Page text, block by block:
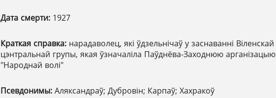
Дата смерти: 1927
Краткая справка: нарадаволец, які ўдзельнічаў у заснаванні Віленскай
цэнтральнай групы, якая ўзначаліла Паўднёва-Заходнюю арганізацыю
"Народнай волі"
Псевдонимы: Аляксандраў; Дубровін; Карпаў; Хахракоў